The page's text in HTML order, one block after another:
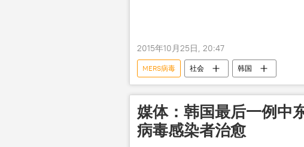
2015年10月25日, 20:47
MERS病毒 社会 韩国
媒体：韩国最后一例中
病毒感染者治愈